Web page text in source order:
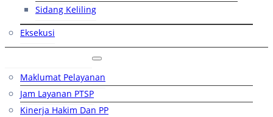
Sidang Keliling
Eksekusi
Maklumat Pelayanan
Jam Layanan PTSP
Kinerja Hakim Dan PP